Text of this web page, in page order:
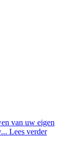
van uw eigen
Lees verder